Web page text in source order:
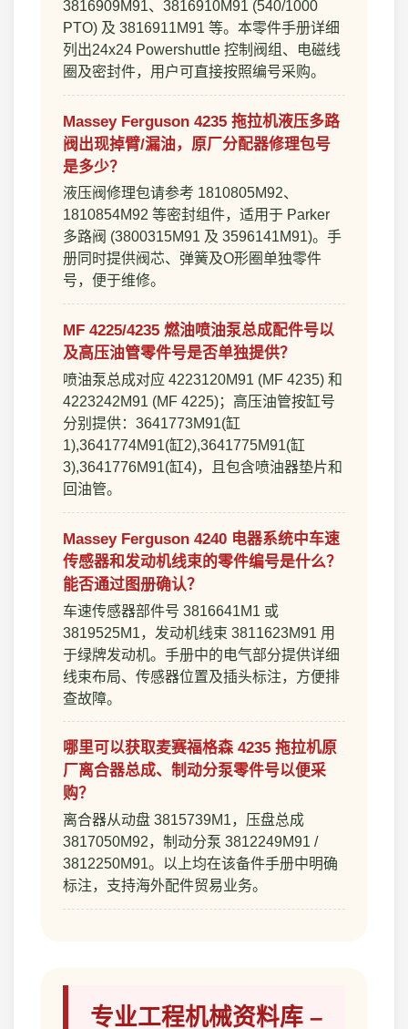
3816909M91、3816910M91 (540/1000
PTO) 及 3816911M91 等。本零件手册详细
列出24x24 Powershuttle 控制阀组、电磁线
圈及密封件，用户可直接按照编号采购。
Massey Ferguson 4235 拖拉机液压多路
阀出现掉臂/漏油，原厂分配器修理包号
是多少？
液压阀修理包请参考 1810805M92、
1810854M92 等密封组件，适用于 Parker
多路阀 (3800315M91 及 3596141M91)。手
册同时提供阀芯、弹簧及O形圈单独零件
号，便于维修。
MF 4225/4235 燃油喷油泵总成配件号以
及高压油管零件号是否单独提供？
喷油泵总成对应 4223120M91 (MF 4235) 和
4223242M91 (MF 4225)；高压油管按缸号
分别提供：3641773M91(缸
1),3641774M91(缸2),3641775M91(缸
3),3641776M91(缸4)，且包含喷油器垫片和
回油管。
Massey Ferguson 4240 电器系统中车速
传感器和发动机线束的零件编号是什么？
能否通过图册确认？
车速传感器部件号 3816641M1 或
3819525M1，发动机线束 3811623M91 用
于绿牌发动机。手册中的电气部分提供详细
线束布局、传感器位置及插头标注，方便排
查故障。
哪里可以获取麦赛福格森 4235 拖拉机原
厂离合器总成、制动分泵零件号以便采
购？
离合器从动盘 3815739M1，压盘总成
3817050M92，制动分泵 3812249M91 /
3812250M91。以上均在该备件手册中明确
标注，支持海外配件贸易业务。
专业工程机械资料库 –